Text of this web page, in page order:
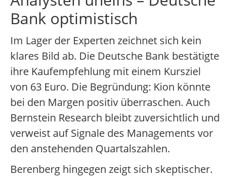
Bank optimistisch
Im Lager der Experten zeichnet sich kein
klares Bild ab. Die Deutsche Bank bestätigte
ihre Kaufempfehlung mit einem Kursziel
von 63 Euro. Die Begründung: Kion könnte
bei den Margen positiv überraschen. Auch
Bernstein Research bleibt zuversichtlich und
verweist auf Signale des Managements vor
den anstehenden Quartalszahlen.
Berenberg hingegen zeigt sich skeptischer.